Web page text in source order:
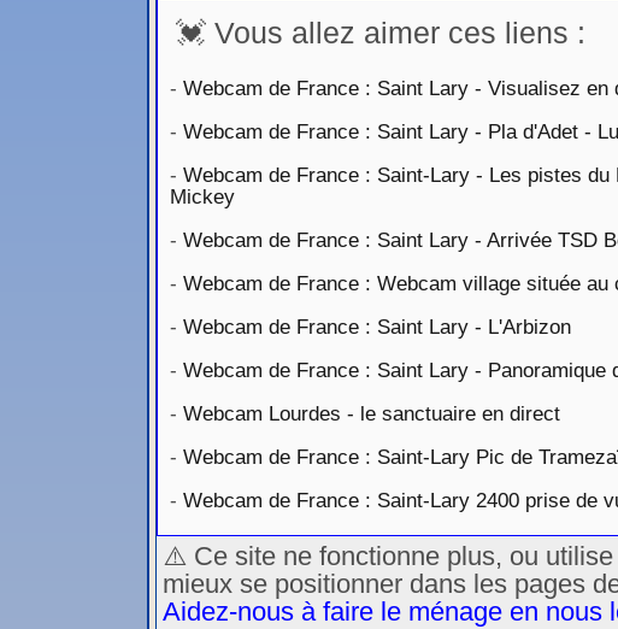
💓 Vous allez aimer ces liens :
- Webcam de France : Saint Lary - Visualisez
- Webcam de France : Saint Lary - Pla d'Adet -
- Webcam de France : Saint-Lary - Les pistes
Mickey
- Webcam de France : Saint Lary - Arrivée TSD
- Webcam de France : Webcam village située
- Webcam de France : Saint Lary - L'Arbizon
- Webcam de France : Saint Lary - Panoramique
- Webcam Lourdes - le sanctuaire en direct
- Webcam de France : Saint-Lary Pic de
- Webcam de France : Saint-Lary 2400 prise de
⚠️ Ce site ne fonctionne plus, ou
mieux se positionner dans les pages
Aidez-nous à faire le ménage en nous